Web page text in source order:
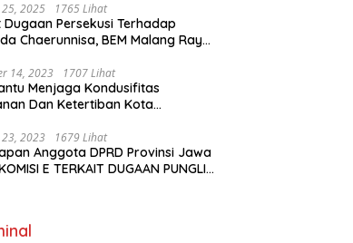
2025 1765 Lihat
Dugaan Persekusi Terhadap
Chaerunnisa, BEM Malang Raya
14, 2023 1707 Lihat
Menjaga Kondusifitas
Dan Ketertiban Kota
2023 1679 Lihat
Anggota DPRD Provinsi Jawa
E TERKAIT DUGAAN PUNGLI